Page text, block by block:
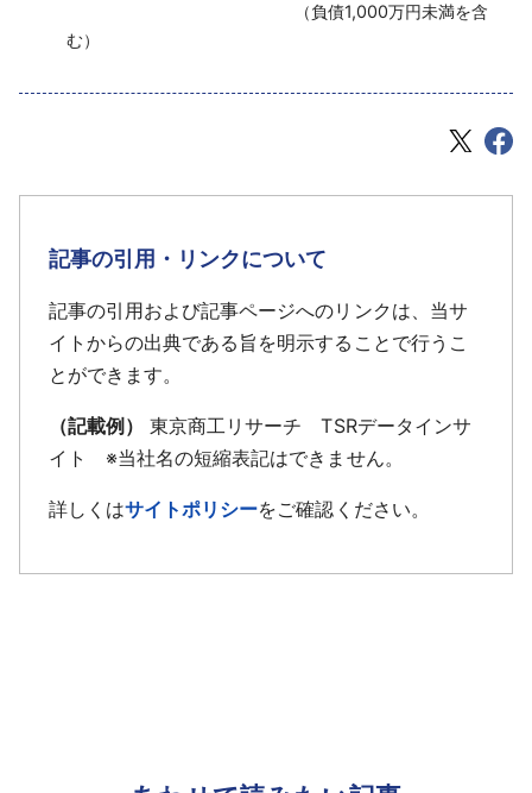
‌ （負債1,000万円未満を含
む）
記事の引用・リンクについて
記事の引用および記事ページへのリンクは、当サ
イトからの出典である旨を明示することで行うこ
とができます。
（記載例）
東京商工リサーチ TSRデータインサ
イト ※当社名の短縮表記はできません。
詳しくはサイトポリシーをご確認ください。